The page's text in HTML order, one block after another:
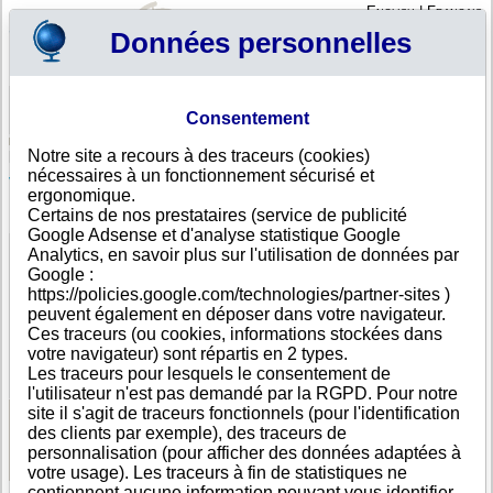
English|Français
Votre panier est vide
Slovénie > Toutes villes > Poljane nad Skofjo Loko
Vektor bike d.o.o., Poljane nad Skofjo Loko
FICHE ENTREPRISE
Dénomination Vektor bike d.o.o.
Adresse
Poljane nad Skofjo Loko 37
Ville
Poljane nad Skofjo Loko- 4223
Pays
Slovénie
Type
d'adresse
Adresse unique
DUNS®
Number
57-------
Voir les informations disponibles
Données personnelles
Consentement
Notre site a recours à des traceurs (cookies)
nécessaires à un fonctionnement sécurisé et
ergonomique.
Certains de nos prestataires (service de publicité
Google Adsense et d'analyse statistique Google
Analytics, en savoir plus sur l'utilisation de données par
Google :
https://policies.google.com/technologies/partner-sites )
peuvent également en déposer dans votre navigateur.
Ces traceurs (ou cookies, informations stockées dans
votre navigateur) sont répartis en 2 types.
Les traceurs pour lesquels le consentement de
l'utilisateur n'est pas demandé par la RGPD. Pour notre
site il s'agit de traceurs fonctionnels (pour l'identification
des clients par exemple), des traceurs de
personnalisation (pour afficher des données adaptées à
votre usage). Les traceurs à fin de statistiques ne